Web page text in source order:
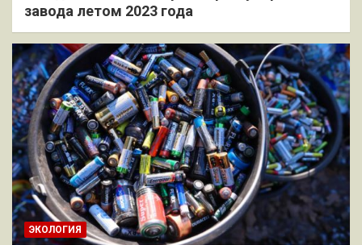
завода летом 2023 года
ЭКОЛОГИЯ